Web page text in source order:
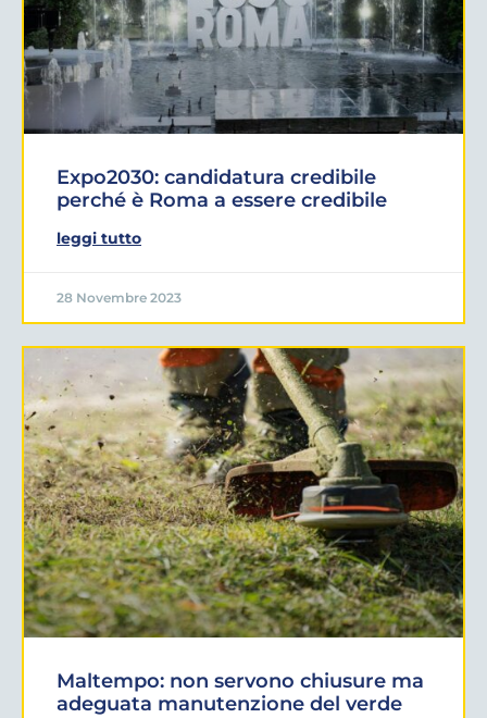
Expo2030: candidatura credibile
perché è Roma a essere credibile
leggi tutto
28 Novembre 2023
Maltempo: non servono chiusure ma
adeguata manutenzione del verde